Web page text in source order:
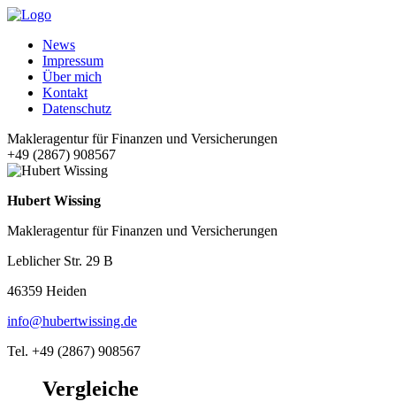
News
Impressum
Über mich
Kontakt
Datenschutz
Makleragentur für Finanzen und Versicherungen
+49 (2867) 908567
Hubert Wissing
Makleragentur für Finanzen und Versicherungen
Leblicher Str. 29 B
46359 Heiden
info@hubertwissing.de
Tel. +49 (2867) 908567
Vergleiche